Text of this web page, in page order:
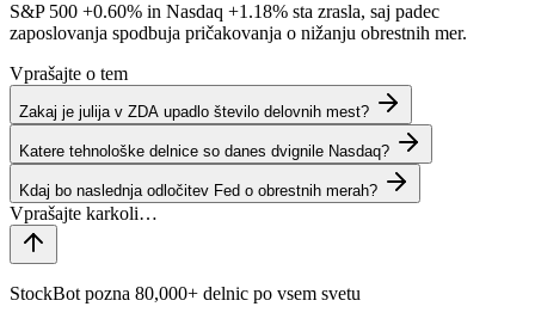
S&P 500 +0.60% in Nasdaq +1.18% sta zrasla, saj padec
zaposlovanja spodbuja pričakovanja o nižanju obrestnih mer.
Vprašajte o tem
Zakaj je julija v ZDA upadlo število delovnih mest?
Katere tehnološke delnice so danes dvignile Nasdaq?
Kdaj bo naslednja odločitev Fed o obrestnih merah?
StockBot pozna 80,000+ delnic po vsem svetu